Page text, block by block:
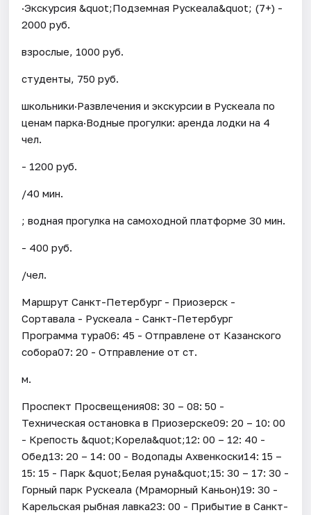
·Экскурсия &quot;Подземная Рускеала&quot; (7+) -
2000 руб.
взрослые, 1000 руб.
студенты, 750 руб.
школьники·Развлечения и экскурсии в Рускеала по
ценам парка·Водные прогулки: аренда лодки на 4
чел.
- 1200 руб.
/40 мин.
; водная прогулка на самоходной платформе 30 мин.
- 400 руб.
/чел.
Маршрут Санкт-Петербург - Приозерск -
Сортавала - Рускеала - Санкт-Петербург
Программа тура06: 45 - Отправлене от Казанского
собора07: 20 - Отправление от ст.
м.
Проспект Просвещения08: 30 – 08: 50 -
Техническая остановка в Приозерске09: 20 – 10: 00
- Крепость &quot;Корела&quot;12: 00 – 12: 40 -
Обед13: 20 – 14: 00 - Водопады Ахвенкоски14: 15 –
15: 15 - Парк &quot;Белая руна&quot;15: 30 – 17: 30 -
Горный парк Рускеала (Мраморный Каньон)19: 30 -
Карельская рыбная лавка23: 00 - Прибытие в Санкт-